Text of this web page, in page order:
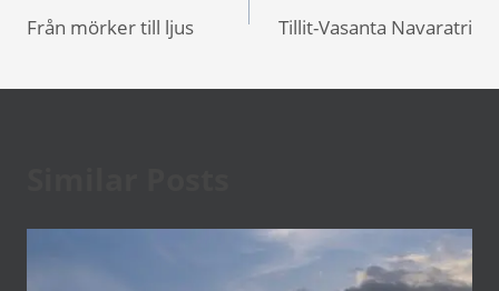
Från mörker till ljus Tillit-Vasanta Navaratri